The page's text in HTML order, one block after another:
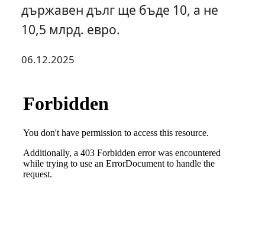
държавен дълг ще бъде 10, а не
10,5 млрд. евро.
06.12.2025